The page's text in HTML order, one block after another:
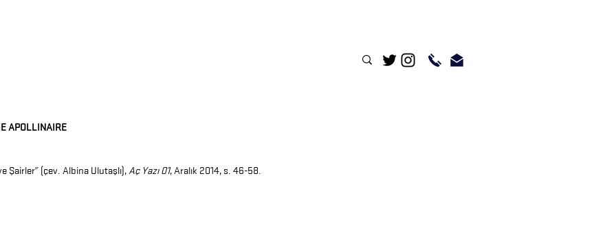
APOLLINAIRE
Şairler” (çev. Albina Ulutaşlı),Aç Yazı 01, Aralık 2014, s. 46-58.